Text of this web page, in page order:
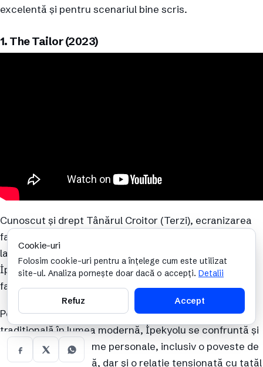
excelentă și pentru scenariul bine scris.
1. The Tailor (2023)
Cunoscut și drept Tânărul Croitor (Terzi), ecranizarea
face parte din cele mai bune seriale turcești Netflix
lansate în ultimul timp. Serialul relatează povestea lui
İpekyolu, un tânăr croitor talentat care preia afacerea
familiei sale după moartea bunicului său.
Pe lângă provocările de a conduce o afacere
tradițională în lumea modernă, İpekyolu se confruntă și
cu o serie de probleme personale, inclusiv o poveste de
dragoste complicată, dar și o relație tensionată cu tatăl
Cookie-uri
Folosim cookie-uri pentru a înțelege cum este utilizat
site-ul. Analiza pornește doar dacă o accepți. Detalii
Refuz Accept